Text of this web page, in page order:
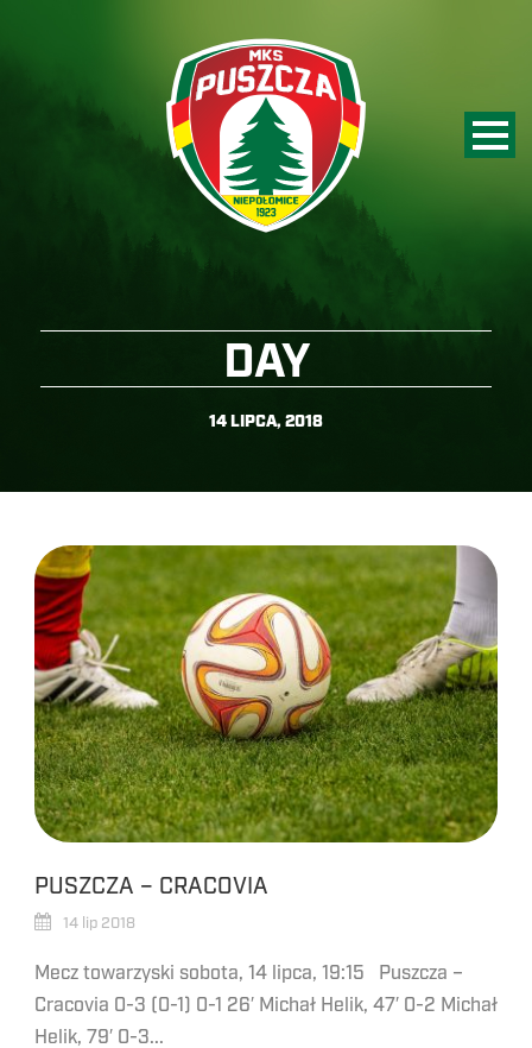
DAY
14 LIPCA, 2018
PUSZCZA – CRACOVIA
14 lip 2018
Mecz towarzyski sobota, 14 lipca, 19:15 Puszcza –
Cracovia 0-3 (0-1) 0-1 26′ Michał Helik, 47′ 0-2 Michał
Helik, 79′ 0-3...